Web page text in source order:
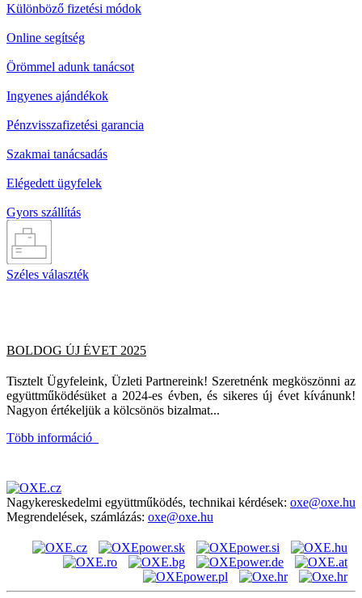
Különböző fizetési módok
Online segítség
Örömmel adunk tanácsot
Ingyenes ajándékok
Pénzvisszafizetési garancia
Szakmai tanácsadás
Elégedett ügyfelek
Gyors szállítás
Széles választék
BOLDOG ÚJ ÉVET 2025
Tisztelt Ügyfeleink, Üzleti Partnereink! Szeretnénk megköszönni az
együttműködésüket a 2024-es évben, és sikeres új évet kívánunk!
Nagyon értékeljük a kölcsönös bizalmat...
Több információ
Nagykereskedelmi együttműködés, technikai kérdések: oxe@oxe.hu
Megrendelések, számlázás: oxe@oxe.hu